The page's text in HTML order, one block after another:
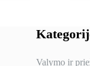
Valymo ir